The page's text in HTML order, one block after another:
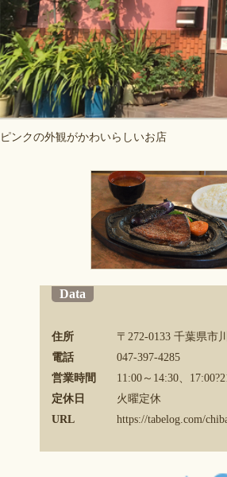
ピンクの外観がかわいらしいお店
Data
住所 〒272-0133 千葉県市
電話
047-397-4285
営業時間
11:00～14:30、
定休日
火曜定休
URL
https://tabelog.com/